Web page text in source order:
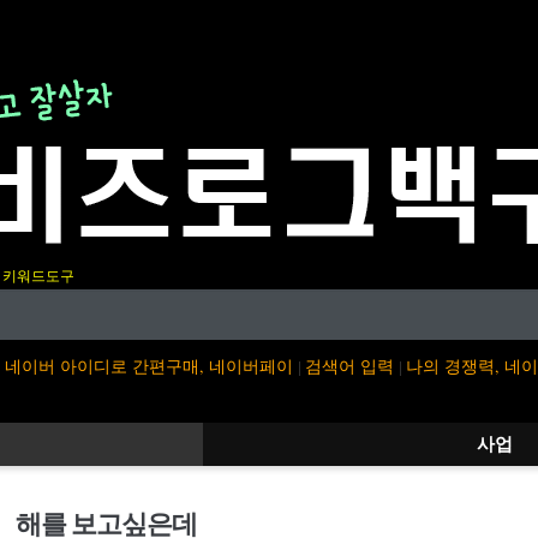
키워드도구
네이버 아이디로 간편구매, 네이버페이 | 검색어 입력 | 나의 경쟁력, 네
사업
해를 보고싶은데